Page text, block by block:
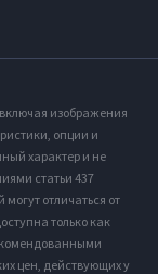
изображения
опции и
характер и не
статьи 437
отличаться от
только как
цен, действующих у